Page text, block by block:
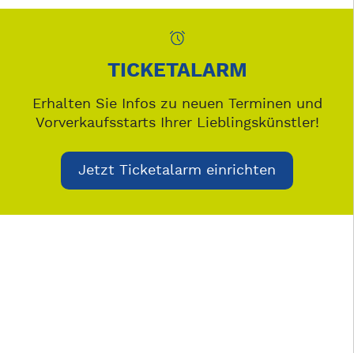
TICKETALARM
Erhalten Sie Infos zu neuen Terminen und
Vorverkaufsstarts Ihrer Lieblingskünstler!
Jetzt Ticketalarm einrichten